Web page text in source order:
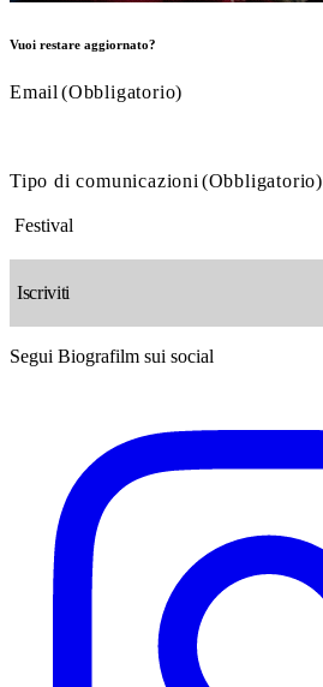
Vuoi restare aggiornato?
Email (Obbligatorio)
Tipo di comunicazioni (Obbligatorio)
Segui Biografilm sui social